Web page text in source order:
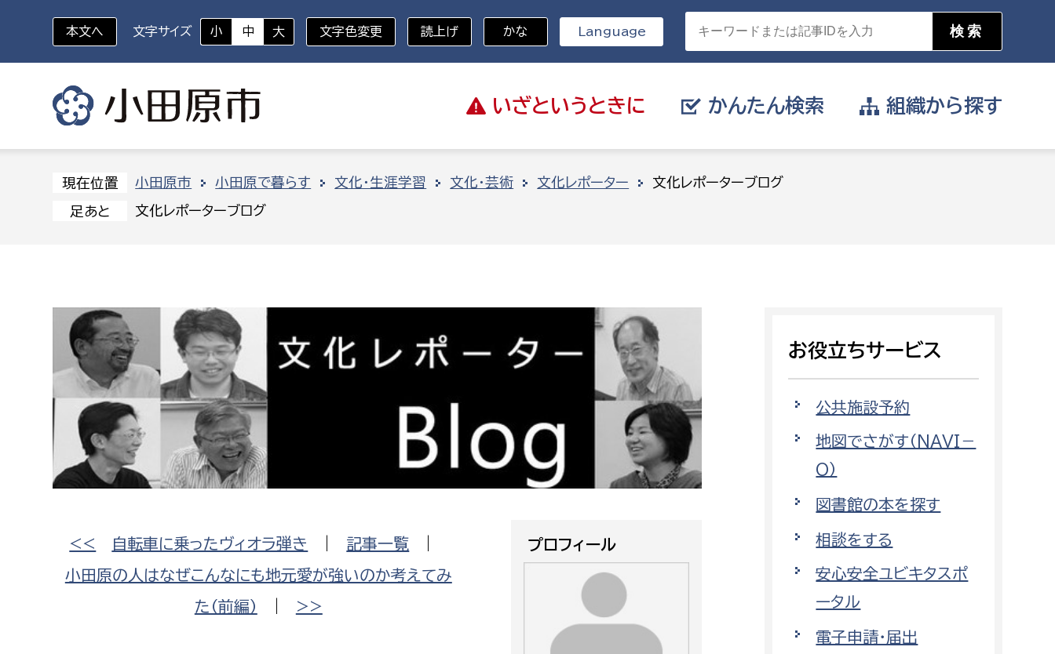
いざと いうときに
いざというときに
かんたん検索
対象者を選択
小・中学生
高校生・大学生など
若者
妊産婦
障がい者
分野を選択
防災・安全
福祉・健康
環境・エネルギー
都市基盤
目的を選択
支払いをしたい
遊びたい
小田原のことを知りたい
イベント・講座などに参加したい
まちづくりに関わりたい
組織から探す
組織から探す
部に属さない室
コンプライアンス推進室
デジタル推進課
財産管理課
契約検査課
市税総務課
市民税課
資産税課
市民部
人権・男女共同参画課
戸籍住民課
文化部
文化財課
図書館
スポーツ課
小田原城総合管理事務所
環境部
環境政策課
ゼロカーボン推進課
環境事業センター
本文へ 文字サイズ 小 中 大 文字色変更 読上げ かな Language
現在位置 小田原市 小田原で暮らす 文化・生涯学習 文化・芸術 文化レポーター 文化レポーターブログ
足あと 文化レポーターブログ
<< 自転車に乗ったヴィオラ弾き 記事一覧
小田原の人はなぜこんなにも地元愛が強いのか考えてみ
た（前編）
>>
プロフィール
お役立ちサービス
公共施設予約
地図でさがす（NAVI－
O）
図書館の本を探す
相談をする
安心安全ユビキタスポ
ータル
電子申請・届出